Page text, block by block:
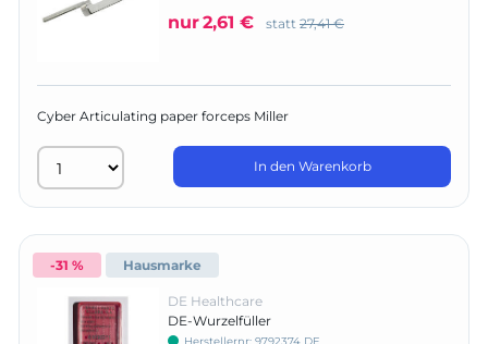
nur2,61 € statt 27,41 €
Cyber Articulating paper forceps Miller
In den Warenkorb
-31 % Hausmarke
DE Healthcare
DE-Wurzelfüller
Herstellernr: 9792374 DE